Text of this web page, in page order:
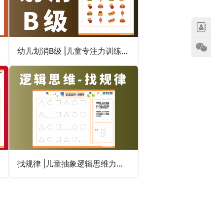
幼儿划消B级 |儿童专注力训练注意力不集中粗心马虎不认真
找规律 |儿童抽象逻辑思维力训练专注力注意力